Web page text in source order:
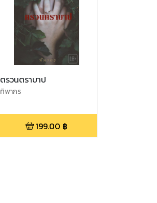
ตรวนตราบาป
ทิพากร
199.00 ฿